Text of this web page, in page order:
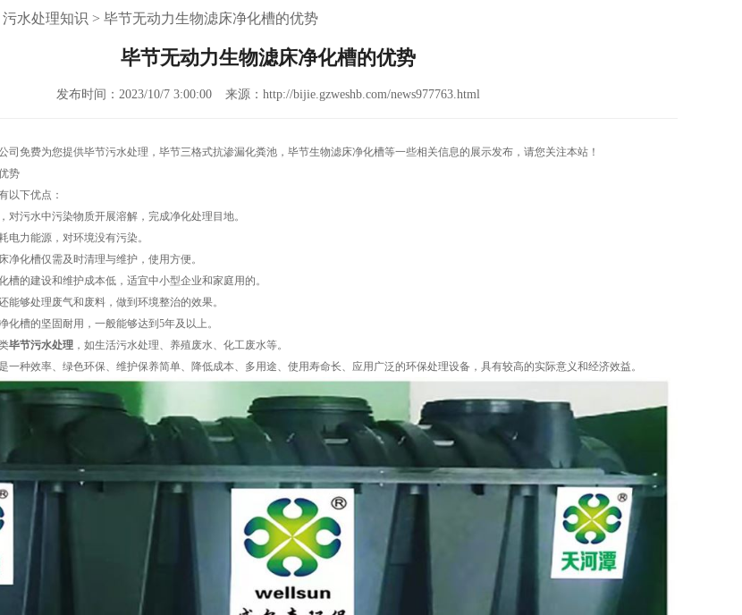
污水处理知识 > 毕节无动力生物滤床净化槽的优势
毕节无动力生物滤床净化槽的优势
发布时间：2023/10/7 3:00:00 来源：http://bijie.gzweshb.com/news977763.html
司免费为您提供毕节污水处理 ，毕节三格式抗渗漏化粪池，毕节生物滤床净化槽等一些相关信息的展示发布，请您关注本站！
势
以下优点：
对污水中污染物质开展溶解，完成净化处理目地。
电力能源，对环境没有污染。
净化槽仅需及时清理与维护，使用方便。
槽的建设和维护成本低，适宜中小型企业和家庭用的。
能够处理废气和废料，做到环境整治的效果。
化槽的坚固耐用，一般能够达到5年及以上。
毕节污水处理 ，如生活污水处理、养殖废水、化工废水等。
一种效率、绿色环保、维护保养简单、降低成本、多用途、使用寿命长、应用广泛的环保处理设备，具有较高的实际意义和经济效益。